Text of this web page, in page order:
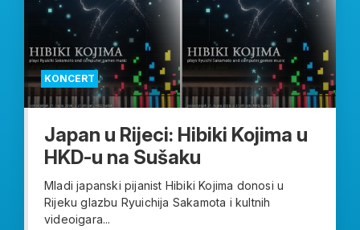
KONCERT
Japan u Rijeci: Hibiki Kojima u
HKD-u na Sušaku
Mladi japanski pijanist Hibiki Kojima donosi u
Rijeku glazbu Ryuichija Sakamota i kultnih
videoigara...